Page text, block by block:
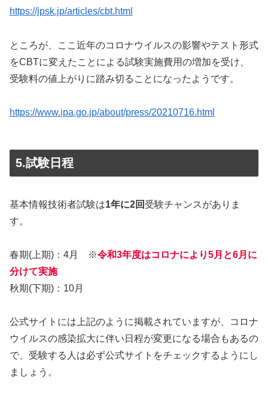
https://jpsk.jp/articles/cbt.html
ところが、ここ近年のコロナウイルスの影響やテスト形式
をCBTに変えたことによる試験実施費用の増加を受け、
受験料の値上がりに踏み切ることになったようです。
https://www.ipa.go.jp/about/press/20210716.html
5.試験日程
基本情報技術者試験は1年に2回 受験チャンスがありま
す。
春期(上期)：4月 ※令和3年度はコロナにより5月と6月に
分けて実施
秋期(下期)：10月
公式サイトには上記のように掲載されていますが、コロナ
ウイルスの感染拡大に伴い日程が変更になる場合もあるの
で、受験する人は必ず公式サイトをチェックするようにし
ましょう。